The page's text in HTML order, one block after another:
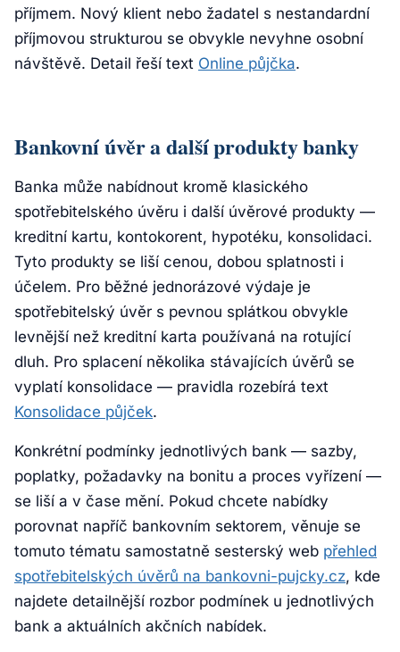
příjmem. Nový klient nebo žadatel s nestandardní
příjmovou strukturou se obvykle nevyhne osobní
návštěvě. Detail řeší text Online půjčka.
Bankovní úvěr a další produkty banky
Banka může nabídnout kromě klasického
spotřebitelského úvěru i další úvěrové produkty —
kreditní kartu, kontokorent, hypotéku, konsolidaci.
Tyto produkty se liší cenou, dobou splatnosti i
účelem. Pro běžné jednorázové výdaje je
spotřebitelský úvěr s pevnou splátkou obvykle
levnější než kreditní karta používaná na rotující
dluh. Pro splacení několika stávajících úvěrů se
vyplatí konsolidace — pravidla rozebírá text
Konsolidace půjček.
Konkrétní podmínky jednotlivých bank — sazby,
poplatky, požadavky na bonitu a proces vyřízení —
se liší a v čase mění. Pokud chcete nabídky
porovnat napříč bankovním sektorem, věnuje se
tomuto tématu samostatně sesterský web přehled
spotřebitelských úvěrů na bankovni-pujcky.cz, kde
najdete detailnější rozbor podmínek u jednotlivých
bank a aktuálních akčních nabídek.